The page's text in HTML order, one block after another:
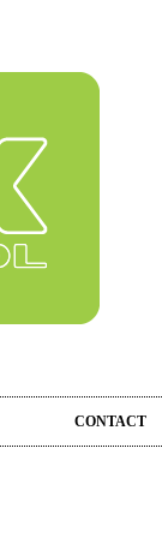
CONTACT